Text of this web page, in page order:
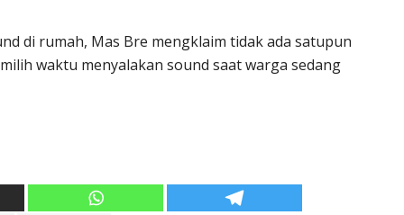
di rumah, Mas Bre mengklaim tidak ada satupun
waktu menyalakan sound saat warga sedang